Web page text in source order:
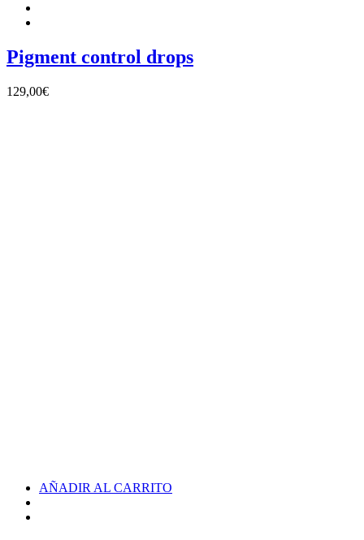
Pigment control drops
129,00€
AÑADIR AL CARRITO